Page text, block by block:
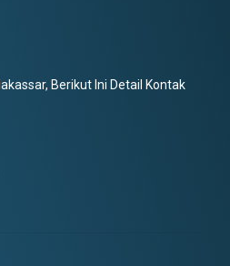
Berikut Ini Detail Kontak